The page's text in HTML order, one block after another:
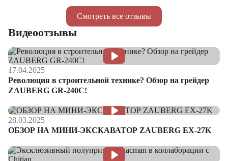
Смотреть все отзывы
Видеоотзывы
17.04.2025
Революция в строительной технике? Обзор на грейдер
ZAUBERG GR-240C!
28.03.2025
ОБЗОР НА МИНИ-ЭКСКАВАТОР ZAUBERG EX-27K